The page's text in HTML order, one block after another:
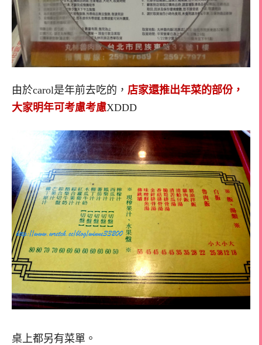
由於carol是年前去吃的， 店家還推出年菜的部份，
大家明年可考慮考慮XDDD
桌上都另有菜單。